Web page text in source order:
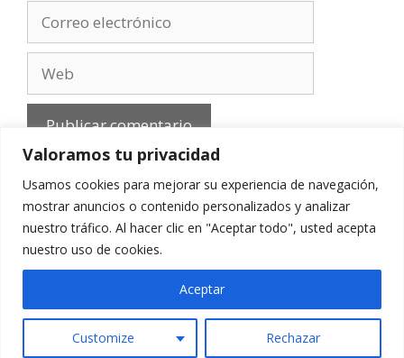
Valoramos tu privacidad
Usamos cookies para mejorar su experiencia de navegación,
mostrar anuncios o contenido personalizados y analizar
nuestro tráfico. Al hacer clic en "Aceptar todo", usted acepta
nuestro uso de cookies.
Customize Rechazar
Aceptar
electrónico
Aviso Legal-Política de privacidad
Contacto
© 2010 - 2026 mirefranero.com